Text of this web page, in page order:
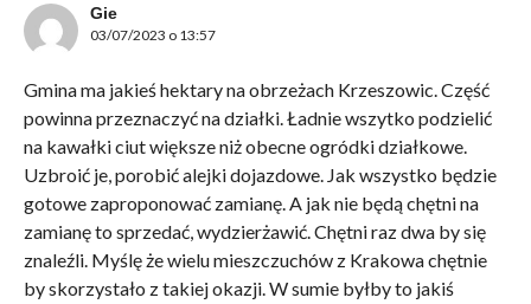
Gie
03/07/2023 o 13:57
Gmina ma jakieś hektary na obrzeżach Krzeszowic. Część
powinna przeznaczyć na działki. Ładnie wszytko podzielić
na kawałki ciut większe niż obecne ogródki działkowe.
Uzbroić je, porobić alejki dojazdowe. Jak wszystko będzie
gotowe zaproponować zamianę. A jak nie będą chętni na
zamianę to sprzedać, wydzierżawić. Chętni raz dwa by się
znaleźli. Myślę że wielu mieszczuchów z Krakowa chętnie
by skorzystało z takiej okazji. W sumie byłby to jakiś